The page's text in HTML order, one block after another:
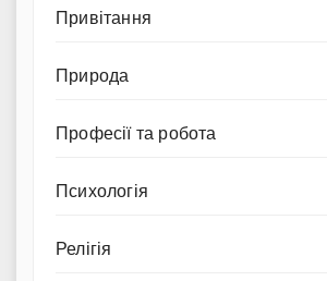
Привітання
Природа
Професії та робота
Психологія
Релігія